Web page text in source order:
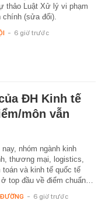
thảo Luật Xử lý vi phạm
chính (sửa đổi).
- 6 giờ trước
ĐH Kinh tế
môn vẫn
nay, nhóm ngành kinh
thương mại, logistics,
toán và kinh tế quốc tế
ở top đầu về điểm chuẩn…
- 6 giờ trước